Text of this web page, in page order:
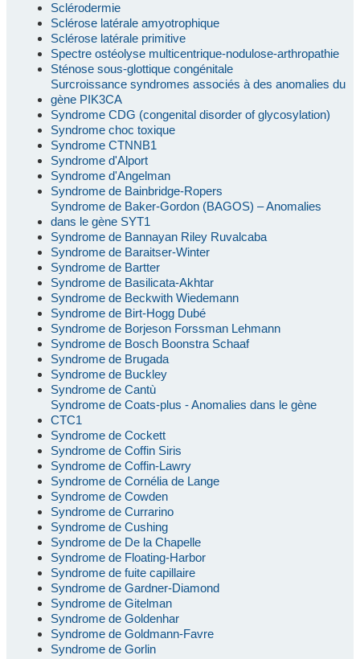
Sclérodermie
Sclérose latérale amyotrophique
Sclérose latérale primitive
Spectre ostéolyse multicentrique-nodulose-arthropathie
Sténose sous-glottique congénitale
Surcroissance syndromes associés à des anomalies du
gène PIK3CA
Syndrome CDG (congenital disorder of glycosylation)
Syndrome choc toxique
Syndrome CTNNB1
Syndrome d'Alport
Syndrome d'Angelman
Syndrome de Bainbridge-Ropers
Syndrome de Baker-Gordon (BAGOS) – Anomalies
dans le gène SYT1
Syndrome de Bannayan Riley Ruvalcaba
Syndrome de Baraitser-Winter
Syndrome de Bartter
Syndrome de Basilicata-Akhtar
Syndrome de Beckwith Wiedemann
Syndrome de Birt-Hogg Dubé
Syndrome de Borjeson Forssman Lehmann
Syndrome de Bosch Boonstra Schaaf
Syndrome de Brugada
Syndrome de Buckley
Syndrome de Cantù
Syndrome de Coats-plus - Anomalies dans le gène
CTC1
Syndrome de Cockett
Syndrome de Coffin Siris
Syndrome de Coffin-Lawry
Syndrome de Cornélia de Lange
Syndrome de Cowden
Syndrome de Currarino
Syndrome de Cushing
Syndrome de De la Chapelle
Syndrome de Floating-Harbor
Syndrome de fuite capillaire
Syndrome de Gardner-Diamond
Syndrome de Gitelman
Syndrome de Goldenhar
Syndrome de Goldmann-Favre
Syndrome de Gorlin